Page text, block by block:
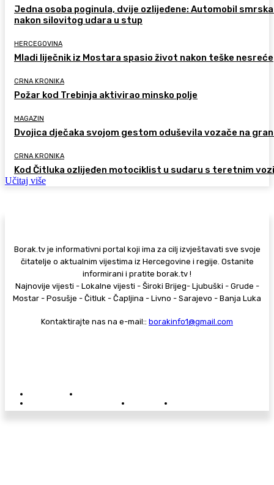
Jedna osoba poginula, dvije ozlijeđene: Automobil
nakon silovitog udara u stup
HERCEGOVINA
Mladi liječnik iz Mostara spasio život nakon teške nesreće
CRNA KRONIKA
Požar kod Trebinja aktivirao minsko polje
MAGAZIN
Dvojica dječaka svojom gestom oduševila vozače na
CRNA KRONIKA
Kod Čitluka ozlijeđen motociklist u sudaru s teretnim
Učitaj više
Borak.tv je informativni portal koji ima za cilj izvještavati sve svoje
čitatelje o aktualnim vijestima iz Hercegovine i regije. Ostanite
informirani i pratite borak.tv !
Najnovije vijesti - Lokalne vijesti - Široki Brijeg- Ljubuški - Grude -
Mostar - Posušje - Čitluk - Čapljina - Livno - Sarajevo - Banja Luka
Kontaktirajte nas na e-mail:: borakinfo1@gmail.com